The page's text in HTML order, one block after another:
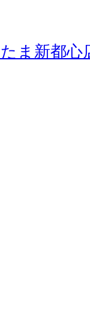
ま新都心